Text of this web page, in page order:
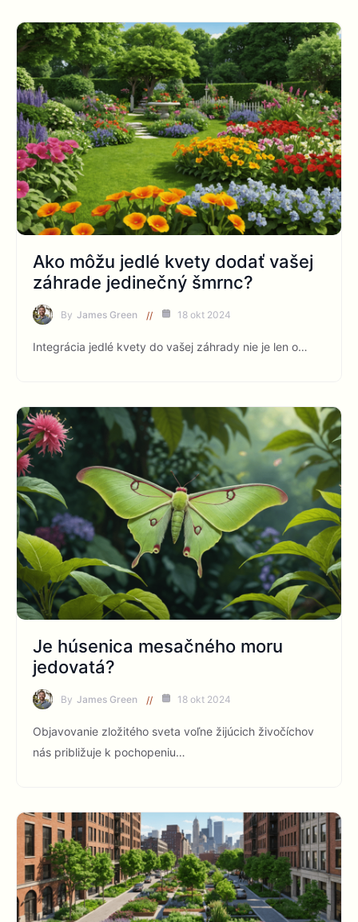
Ako môžu jedlé kvety dodať vašej
záhrade jedinečný šmrnc?
By James Green 18 okt 2024
Integrácia jedlé kvety do vašej záhrady nie je len o…
Je húsenica mesačného moru
jedovatá?
By James Green 18 okt 2024
Objavovanie zložitého sveta voľne žijúcich živočíchov
nás približuje k pochopeniu…